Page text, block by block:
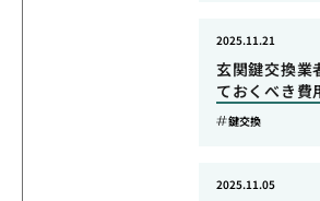
玄関鍵交換業
ておくべき費
2025.11.21
鍵交換
2025.11.05